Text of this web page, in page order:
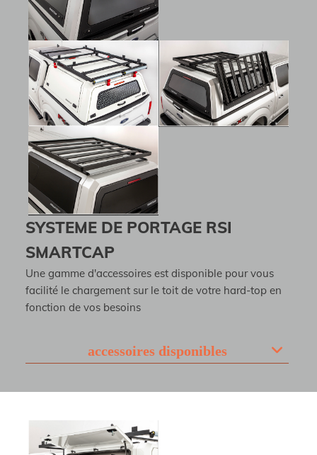
SYSTEME DE PORTAGE RSI
SMARTCAP
Une gamme d'accessoires est disponible pour vous
facilité le chargement sur le toit de votre hard-top en
fonction de vos besoins
accessoires disponibles